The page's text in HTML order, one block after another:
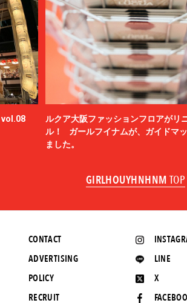
vol.08
ルクア大阪ファッションフロアがリ
ル！ ガールフイナムが、ガイドマ
ました。
GIRLHOUYHNHNM TOP
LINE
X
CONTACT
ADVERTISING
POLICY
RECRUIT